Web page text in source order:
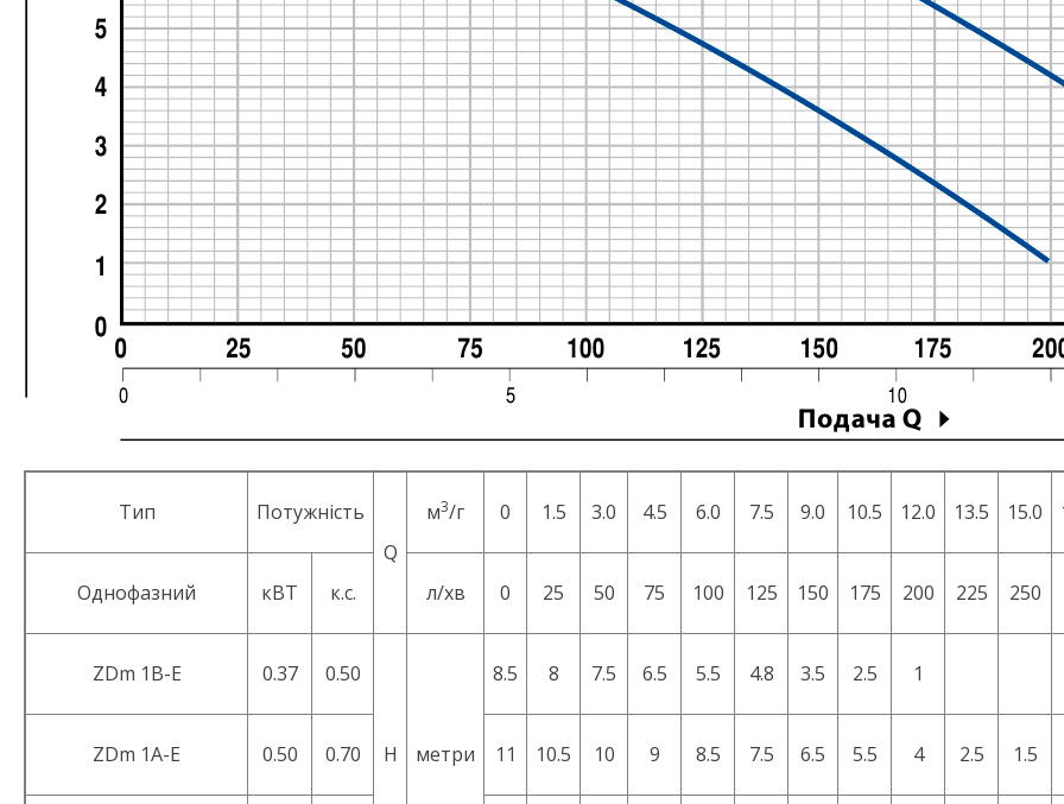
Тип
Потужність
Q
м3/г 0 1.5 3.0 4.5 6.0 7.5 9.0 10.5 12.0 13.5 15.0
Однофазний кВТ к.с. л/хв 0 25 50 75 100 125 150 175 200 225 250
ZDm 1B-E 0.37 0.50
Н метри
8.5 8 7.5 6.5 5.5 4.8 3.5 2.5 1
ZDm 1A-E 0.50 0.70 11 10.5 10 9 8.5 7.5 6.5 5.5 4 2.5 1.5